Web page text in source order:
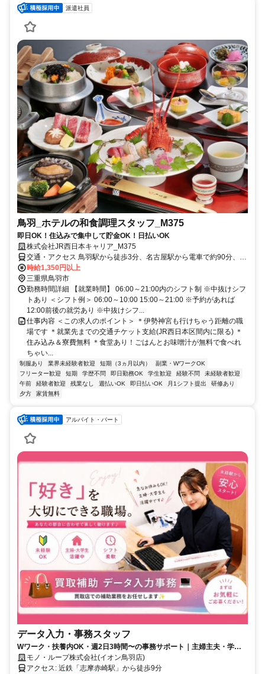
派遣社員
鳥羽_ホテルの和食調理スタッフ_M375
即日OK！住込みで集中して貯金OK！日払いOK
株式会社JR西日本キャリア_M375
交通・アクセス 鳥羽駅から徒歩3分、名古屋駅から電車で約90分、大
阪駅から電車で約120分
時給1,350円以上
三重県鳥羽市
勤務時間詳細 【就業時間】 06:00～21:00内のシフト制 ※中抜けシフ
トあり ＜シフト例＞ 06:00～10:00 15:00～21:00 ※予約があれば
12:00前後の就労あり ※中抜けシフ...
仕事内容 ＜この求人のポイント＞ ＊伊勢神宮も行けちゃう距離の職
場です ＊就業先までの交通チケット支給(JR西日本区間内に限る) ＊
住み込み＆寮費無料 ＊食堂あり！ごはんとお味噌汁が無料で食べれ
ちゃい...
制服あり 業界未経験者歓迎 短期（3ヵ月以内）
副業・WワークOK
フリーター歓迎
短期 学歴不問 即日勤務OK 学生歓迎 経験不問
未経験者歓迎
午前
経験者歓迎 残業なし 週払いOK 即日払いOK 月1シフト提出
研修あり
夕方
家賃無料
アルバイト・パート
データ入力・事務スタッフ
Wワーク・扶養内OK・週2日3時間〜の事務サポート｜主婦主夫・学
生・長期希望歓迎◎
モノ・ループ株式会社(イオン鳥羽店)
アクセス: 近鉄「志摩赤崎駅」から徒歩9分